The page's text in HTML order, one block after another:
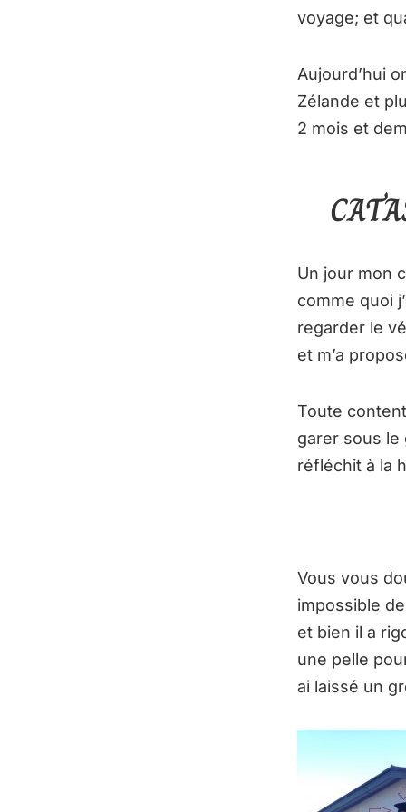
voyage; et
Aujourd’hui
Zélande et
2 mois et
Un jour mon
comme quoi
regarder le
et m’a
Toute
garer sous le
réfléchit à la
Vous vous
impossible
et bien il a
une pelle
ai laissé un